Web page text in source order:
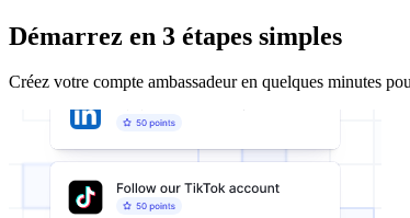
Démarrez en 3 étapes simples
Créez votre compte ambassadeur en quelques minutes